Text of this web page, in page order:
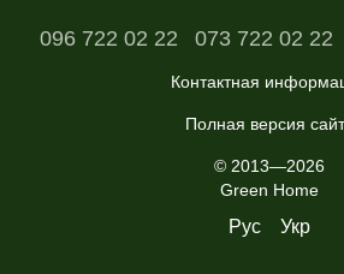
096 722 02 22 073 722 02 22
Контактная
Полная версия
© 2013—2026
Green Home
Рус Укр